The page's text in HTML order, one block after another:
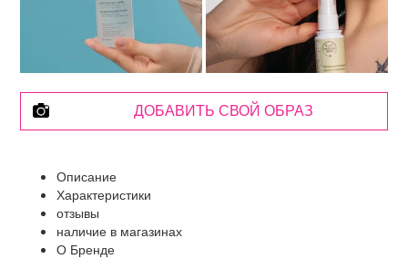
ДОБАВИТЬ СВОЙ ОБРАЗ
Описание
Характеристики
отзывы
наличие в магазинах
О Бренде